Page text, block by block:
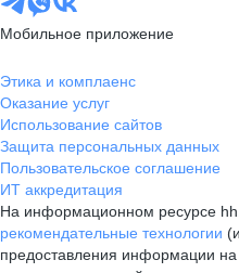
Мобильное приложение
Этика и комплаенс
Оказание услуг
Использование сайтов
Защита персональных данных
Пользовательское соглашение
ИТ аккредитация
На информационном ресурсе
рекомендательные технологии
предоставления информации на